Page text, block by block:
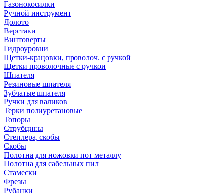
Газонокосилки
Ручной инструмент
Долото
Верстаки
Винтоверты
Гидроуровни
Щетки-крацовки, проволоч. с ручкой
Щетки проволочные с ручкой
Шпателя
Резиновые шпателя
Зубчатые шпателя
Ручки для валиков
Терки полиуретановые
Топоры
Струбцины
Степлера, скобы
Скобы
Полотна для ножовки пот металлу
Полотна для сабельных пил
Стамески
Фрезы
Рубанки